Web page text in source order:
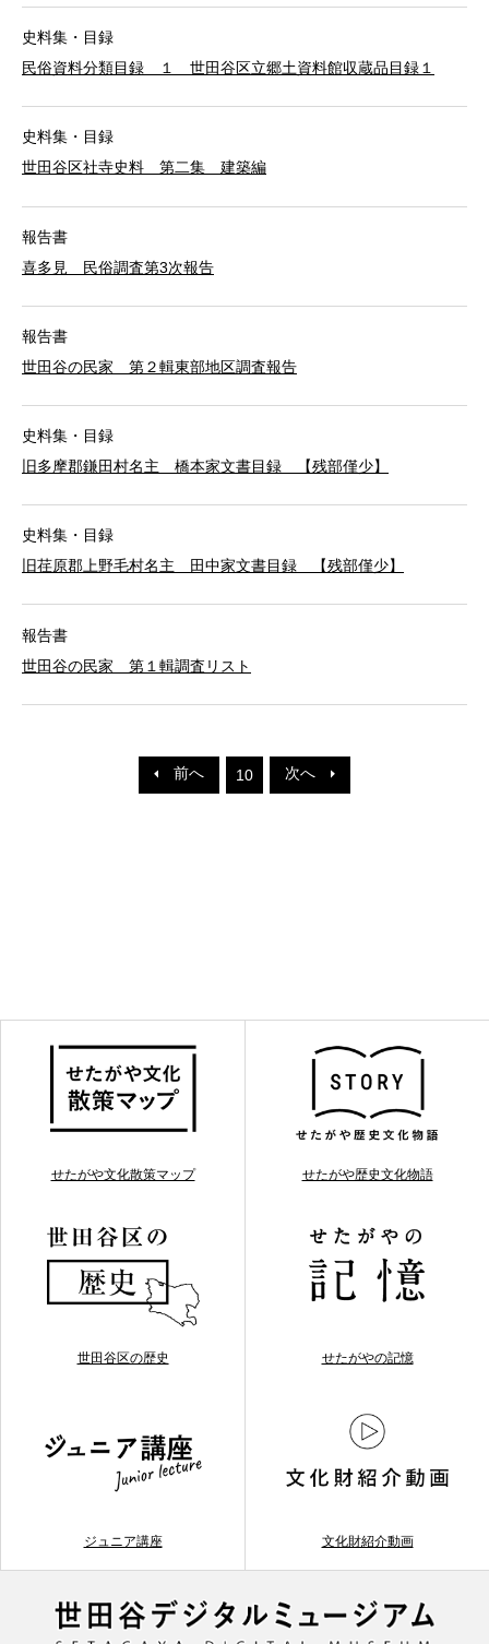
史料集・目録
民俗資料分類目録 １ 世田谷区立郷土資料館収蔵品目録１
史料集・目録
世田谷区社寺史料 第二集 建築編
報告書
喜多見 民俗調査第3次報告
報告書
世田谷の民家 第２輯東部地区調査報告
史料集・目録
旧多摩郡鎌田村名主 橋本家文書目録 【残部僅少】
史料集・目録
旧荏原郡上野毛村名主 田中家文書目録 【残部僅少】
報告書
世田谷の民家 第１輯調査リスト
前へ 10 次へ
せたがや文化散策マップ せたがや歴史文化物語
世田谷区の歴史 せたがやの記憶
ジュニア講座 文化財紹介動画